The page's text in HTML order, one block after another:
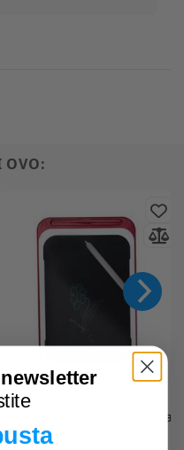
OVO:
LCD ploča crvena
16,5 x 1 x 27 cm
newsletter